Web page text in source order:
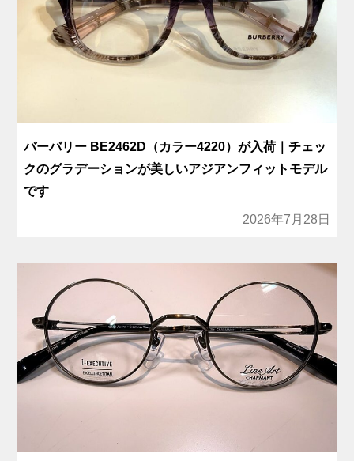
バーバリー BE2462D（カラー4220）が入荷｜チェッ
クのグラデーションが美しいアジアンフィットモデル
です
2026年7月28日